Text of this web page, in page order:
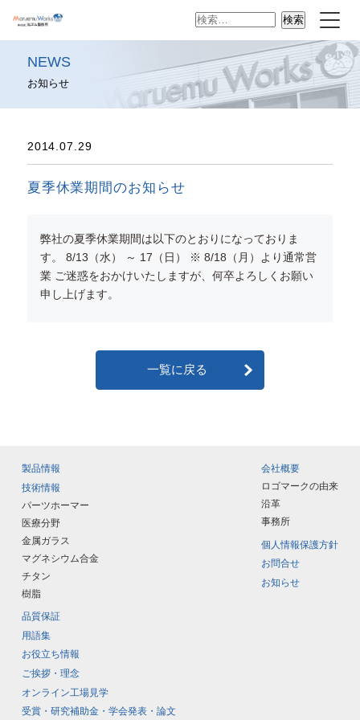
検
NEWS
お知らせ
2014.07.29
夏季休業期間のお知らせ
弊社の夏季休業期間は以下のとおりになっておりま
す。 8/13（水） ～ 17（日） ※ 8/18（月）より通常営
業 ご迷惑をおかけいたしますが、何卒よろしくお願い
申し上げます。
一覧に戻る
製品情報
技術情報
パーツホーマー
医療分野
金属ガラス
マグネシウム合金
チタン
樹脂
品質保証
用語集
お役立ち情報
会社概要
ロゴマークの由来
沿革
事務所
個人情報保護方針
お問合せ
お知らせ
ご挨拶・理念
オンライン工場見学
受賞・研究補助金・学会発表・論文